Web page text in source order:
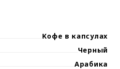
Кофе в капсулах
Черный
Арабика